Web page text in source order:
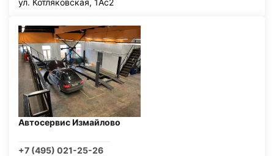
ул. Котляковская, 1Ас2
Автосервис Измайлово
+7 (495) 021-25-26